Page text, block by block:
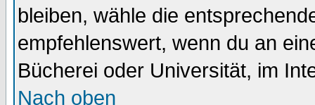
bleiben, wähle die
empfehlenswert, wenn du an
Bücherei oder Universität, im
Nach oben